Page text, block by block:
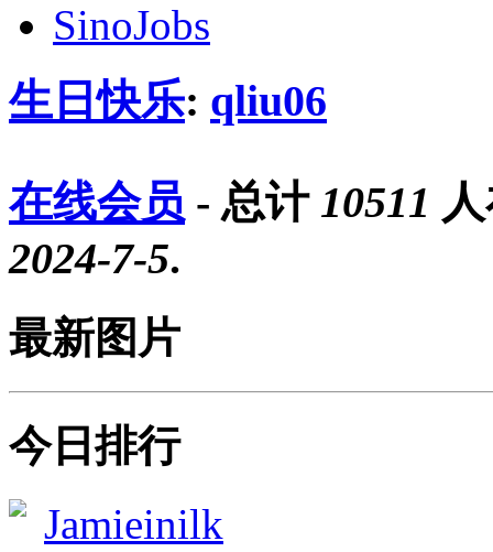
SinoJobs
生日快乐: qliu06
在线会员 - 总计 10511
2024-7-5.
最新图片
今日排行
Jamieinilk